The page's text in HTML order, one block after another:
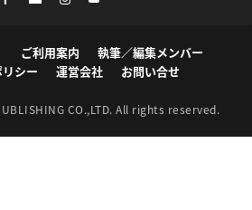
ご利用案内
執筆／編集メンバー
シー
運営会社 お問い合せ
CO.,LTD. All rights reserved.